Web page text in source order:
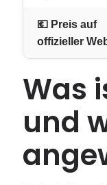
💶 Preis auf
offizieller
Was
und